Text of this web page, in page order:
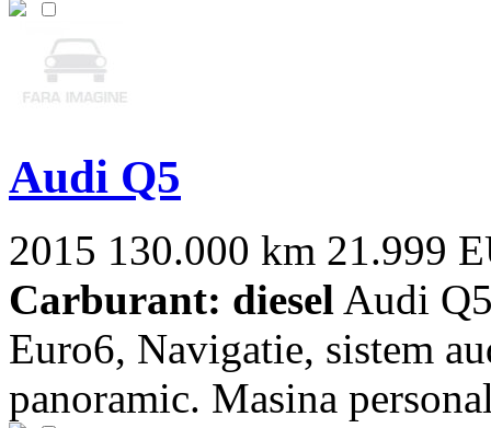
Audi Q5
2015 130.000 km 21.999
Carburant: diesel Audi
Euro6, Navigatie, sistem
panoramic. Masina